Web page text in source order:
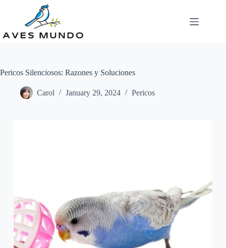
Pericos Silenciosos: Razones y Soluciones
Carol January 29, 2024 Pericos